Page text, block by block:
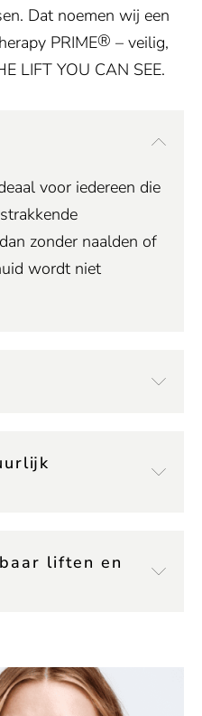
Dat noemen wij een
PRIME® – veilig,
LIFT YOU CAN SEE.
voor iedereen die
zonder naalden of
wordt niet
liften en